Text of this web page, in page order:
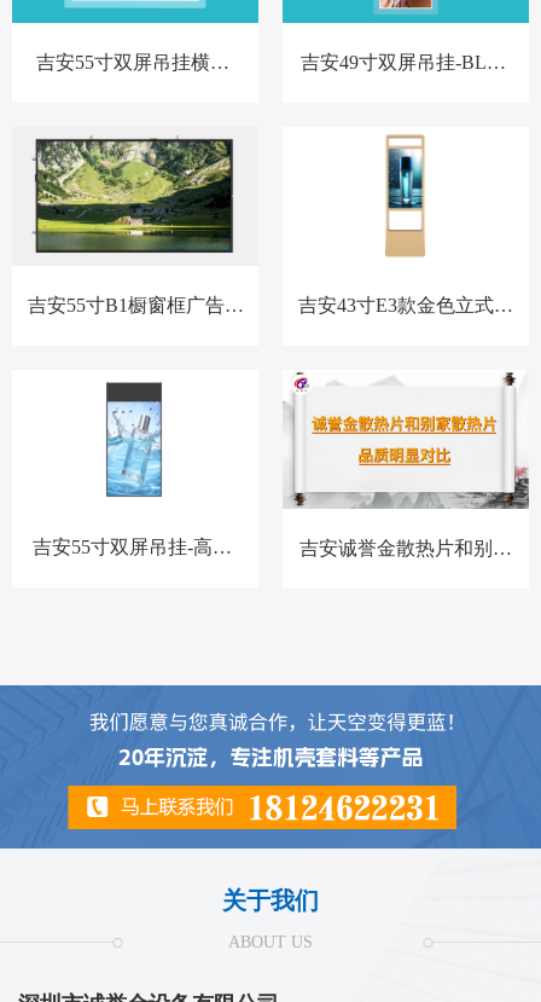
吉安55寸双屏吊挂横屏-
吉安49寸双屏吊挂-BL款-
吉安55寸B1橱窗框广告机
吉安43寸E3款金色立式橱
吉安55寸双屏吊挂-高亮-
吉安诚誉金散热片和别家
关于我们
ABOUT US